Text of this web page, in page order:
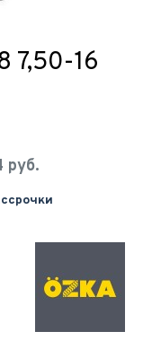
7,50-16
руб.